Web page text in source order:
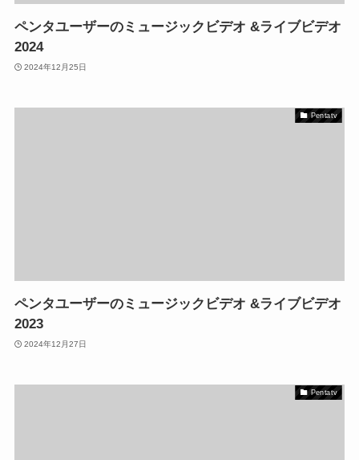
ペンタユーザーのミュージックビデオ &ライブビデオ
2024
2024年12月25日
Pentatv
ペンタユーザーのミュージックビデオ &ライブビデオ
2023
2024年12月27日
Pentatv